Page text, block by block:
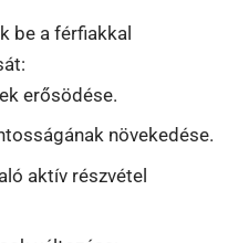
be a férfiakkal
erősödése.
növekedése.
aktív részvétel